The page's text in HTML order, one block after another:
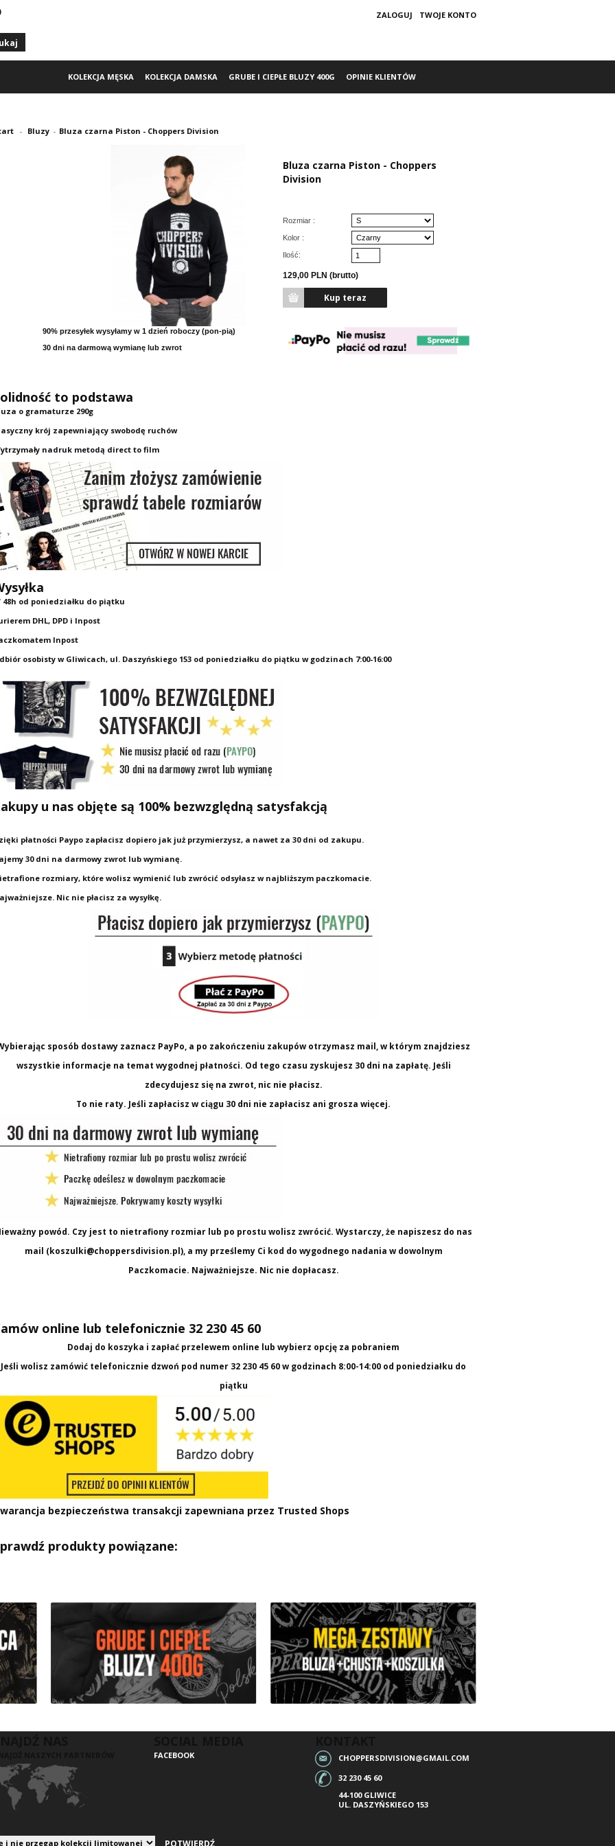
ZALOGUJ TWOJE KONTO
KOLEKCJA MĘSKA KOLEKCJA DAMSKA GRUBE I CIEPŁE BLUZY 400G OPINIE KLIENTÓW
ORŁY - CHOPPERS
DIVISION
39,00 PLN
T-SHIRT PODKOWA - CHOPPERS
T-SHIRT DAMSKI WARKOCZ -
- Bluzy - Bluza czarna Piston - Choppers Division
90% przesyłek wysyłamy w 1 dzień roboczy (pon-pią)
30 dni na darmową wymianę lub zwrot
Bluza czarna Piston - Choppers
Division
Rozmiar :
Kolor :
Ilość:
129,00 PLN (brutto)
to podstawa
o gramaturze 290g
krój zapewniający swobodę ruchów
nadruk metodą direct to film
48h od poniedziałku do piątku
DHL, DPD i Inpost
Inpost
osobisty w Gliwicach, ul. Daszyńskiego 153 od poniedziałku do piątku w godzinach 7:00-16:00
u nas objęte są 100% bezwzględną satysfakcją
płatności Paypo zapłacisz dopiero jak już przymierzysz, a nawet za 30 dni od zakupu.
30 dni na darmowy zwrot lub wymianę.
rozmiary, które wolisz wymienić lub zwrócić odsyłasz w najbliższym paczkomacie.
Nic nie płacisz za wysyłkę.
sposób dostawy zaznacz PayPo, a po zakończeniu zakupów otrzymasz mail, w którym znajdziesz
wszystkie informacje na temat wygodnej płatności. Od tego czasu zyskujesz 30 dni na zapłatę. Jeśli
zdecydujesz się na zwrot, nic nie płacisz.
To nie raty. Jeśli zapłacisz w ciągu 30 dni nie zapłacisz ani grosza więcej.
powód. Czy jest to nietrafiony rozmiar lub po prostu wolisz zwrócić. Wystarczy, że napiszesz do nas
mail (koszulki@choppersdivision.pl), a my prześlemy Ci kod do wygodnego nadania w dowolnym
Paczkomacie. Najważniejsze. Nic nie dopłacasz.
online lub telefonicznie 32 230 45 60
Dodaj do koszyka i zapłać przelewem online lub wybierz opcję za pobraniem
Jeśli wolisz zamówić telefonicznie dzwoń pod numer 32 230 45 60w godzinach 8:00-14:00 od poniedziałku do
piątku
bezpieczeństwa transakcji zapewniana przez Trusted Shops
produkty powiązane:
FACEBOOK
CHOPPERSDIVISION@GMAIL.COM
32 230 45 60
44-100 GLIWICE
UL. DASZYŃSKIEGO 153